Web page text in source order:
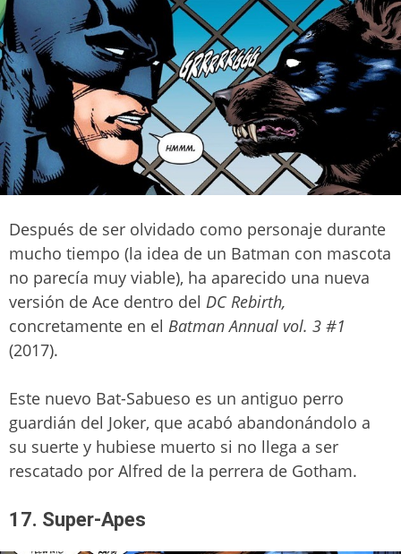
Después de ser olvidado como personaje durante
mucho tiempo (la idea de un Batman con mascota
no parecía muy viable), ha aparecido una nueva
versión de Ace dentro del DC Rebirth,
concretamente en el Batman Annual vol. 3 #1
(2017).
Este nuevo Bat-Sabueso es un antiguo perro
guardián del Joker, que acabó abandonándolo a
su suerte y hubiese muerto si no llega a ser
rescatado por Alfred de la perrera de Gotham.
17. Super-Apes